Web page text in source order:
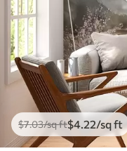
$7.03/sq ft$4 .22/sq ft